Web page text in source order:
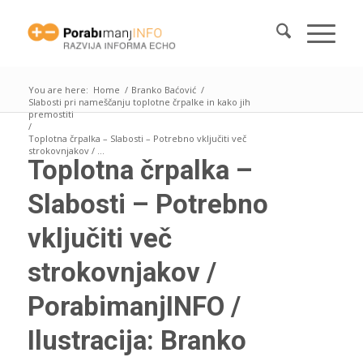
You are here: Home / Branko Baćović /
Slabosti pri nameščanju toplotne črpalke in kako jih
premostiti
/
Toplotna črpalka – Slabosti – Potrebno vključiti več
strokovnjakov / ...
Toplotna črpalka –
Slabosti – Potrebno
vključiti več
strokovnjakov /
PorabimanjINFO /
Ilustracija: Branko